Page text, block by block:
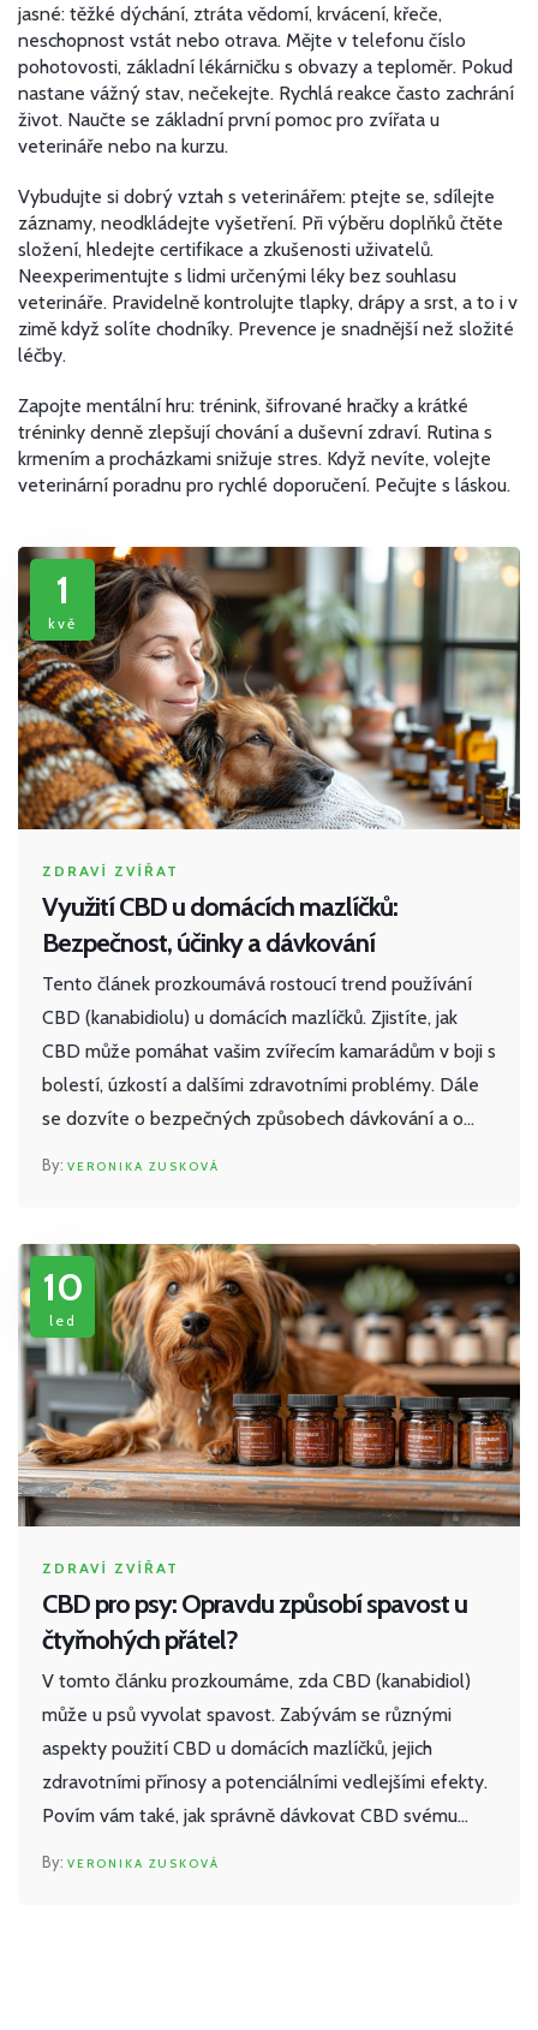
jasné: těžké dýchání, ztráta vědomí, krvácení, křeče,
neschopnost vstát nebo otrava. Mějte v telefonu číslo
pohotovosti, základní lékárničku s obvazy a teploměr. Pokud
nastane vážný stav, nečekejte. Rychlá reakce často zachrání
život. Naučte se základní první pomoc pro zvířata u
veterináře nebo na kurzu.
Vybudujte si dobrý vztah s veterinářem: ptejte se, sdílejte
záznamy, neodkládejte vyšetření. Při výběru doplňků čtěte
složení, hledejte certifikace a zkušenosti uživatelů.
Neexperimentujte s lidmi určenými léky bez souhlasu
veterináře. Pravidelně kontrolujte tlapky, drápy a srst, a to i v
zimě když solíte chodníky. Prevence je snadnější než složité
léčby.
Zapojte mentální hru: trénink, šifrované hračky a krátké
tréninky denně zlepšují chování a duševní zdraví. Rutina s
krmením a procházkami snižuje stres. Když nevíte, volejte
veterinární poradnu pro rychlé doporučení. Pečujte s láskou.
1
kvě
ZDRAVÍ ZVÍŘAT
Využití CBD u domácích mazlíčků:
Bezpečnost, účinky a dávkování
Tento článek prozkoumává rostoucí trend používání
CBD (kanabidiolu) u domácích mazlíčků. Zjistíte, jak
CBD může pomáhat vašim zvířecím kamarádům v boji s
bolestí, úzkostí a dalšími zdravotními problémy. Dále
se dozvíte o bezpečných způsobech dávkování a o
VERONIKA ZUSKOVÁ
10
led
ZDRAVÍ ZVÍŘAT
CBD pro psy: Opravdu způsobí spavost u
čtyřnohých přátel?
V tomto článku prozkoumáme, zda CBD (kanabidiol)
může u psů vyvolat spavost. Zabývám se různými
aspekty použití CBD u domácích mazlíčků, jejich
zdravotními přínosy a potenciálními vedlejšími efekty.
Povím vám také, jak správně dávkovat CBD svému
VERONIKA ZUSKOVÁ